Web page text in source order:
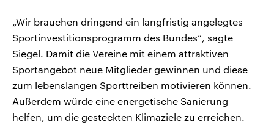
„Wir brauchen dringend ein langfristig angelegtes
Sportinvestitionsprogramm des Bundes“, sagte
Siegel. Damit die Vereine mit einem attraktiven
Sportangebot neue Mitglieder gewinnen und diese
zum lebenslangen Sporttreiben motivieren können.
Außerdem würde eine energetische Sanierung
helfen, um die gesteckten Klimaziele zu erreichen.